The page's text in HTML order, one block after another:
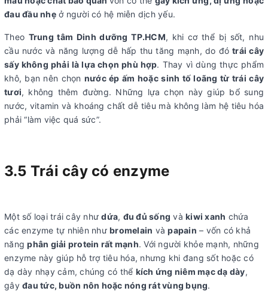
đau đầu nhẹở người có hệ miễn dịch yếu.
Theo Trung tâm Dinh dưỡng TP.HCM, khi cơ thể bị sốt, nhu
cầu nước và năng lượng dễ hấp thu tăng mạnh, do đótrái cây
sấy không phải là lựa chọn phù hợp. Thay vì dùng thực phẩm
khô, bạn nên chọn nước ép ấm hoặc sinh tố loãng từ trái cây
tươi, không thêm đường. Những lựa chọn này giúp bổ sung
nước, vitamin và khoáng chất dễ tiêu mà không làm hệ tiêu hóa
phải “làm việc quá sức”.
3.5 Trái cây có enzyme
Một số loại trái cây nhưdứa, đu đủ sống và kiwi xanh chứa
các enzyme tự nhiên như bromelain vàpapain – vốn có khả
năngphân giải protein rất mạnh. Với người khỏe mạnh, những
enzyme này giúp hỗ trợ tiêu hóa, nhưng khi đang sốt hoặc có
dạ dày nhạy cảm, chúng có thể kích ứng niêm mạc dạ dày,
gây đau tức, buồn nôn hoặc nóng rát vùng bụng.